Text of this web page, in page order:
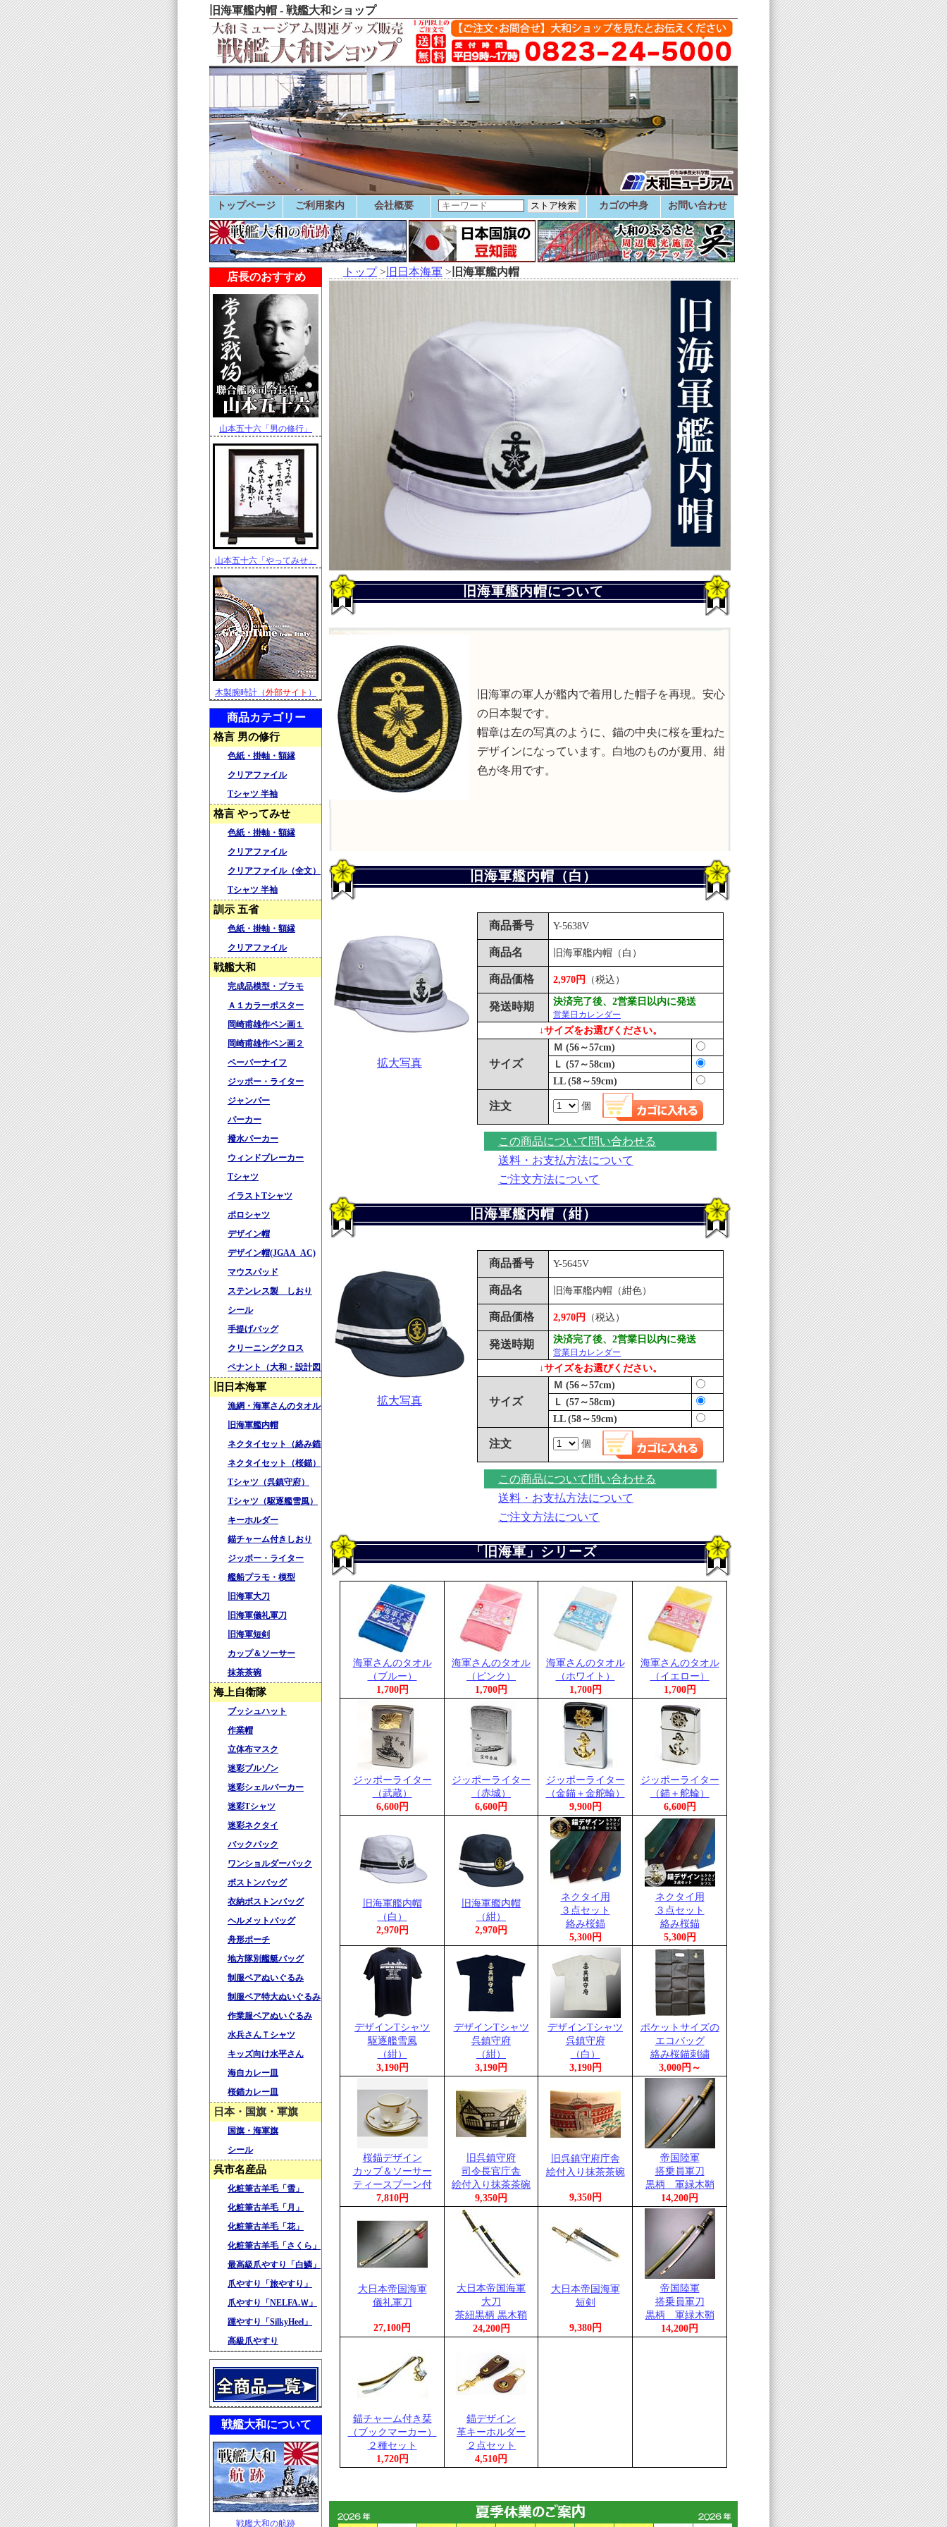
旧海軍艦内帽 - 戦艦大和ショップ
トップページ ご利用案内 会社概要 カゴの中身 お問い合わせ
店長のおすすめ
山本五十六「男の修行」
山本五十六「やってみせ」
木製腕時計（外部サイト ）
商品カテゴリー
格言 男の修行
色紙・掛軸・額縁
クリアファイル
Tシャツ 半袖
格言 やってみせ
色紙・掛軸・額縁
クリアファイル
クリアファイル（全文）
Tシャツ 半袖
訓示 五省
色紙・掛軸・額縁
クリアファイル
戦艦大和
完成品模型・プラモ
Ａ１カラーポスター
岡崎甫雄作ペン画１
岡崎甫雄作ペン画２
ペーパーナイフ
ジッポー・ライター
ジャンパー
パーカー
撥水パーカー
ウィンドブレーカー
Tシャツ
イラストTシャツ
ポロシャツ
デザイン帽
デザイン帽(JGAA_AC)
マウスパッド
ステンレス製 しおり
シール
手提げバッグ
クリーニングクロス
ペナント（大和・設計図）
旧日本海軍
漁網・海軍さんのタオル
旧海軍艦内帽
ネクタイセット（絡み錨）
ネクタイセット（桜錨）
Tシャツ（呉鎮守府）
Tシャツ（駆逐艦雪風）
キーホルダー
錨チャーム付きしおり
ジッポー・ライター
艦船プラモ・模型
旧海軍大刀
旧海軍儀礼軍刀
旧海軍短剣
カップ＆ソーサー
抹茶茶碗
海上自衛隊
ブッシュハット
作業帽
立体布マスク
迷彩ブルゾン
迷彩シェルパーカー
迷彩Tシャツ
迷彩ネクタイ
バックパック
ワンショルダーパック
ボストンバッグ
衣納ボストンバッグ
ヘルメットバッグ
舟形ポーチ
地方隊別艦艇バッグ
制服ベアぬいぐるみ
制服ベア特大ぬいぐるみ
作業服ベアぬいぐるみ
水兵さんＴシャツ
キッズ向け水平さん
海自カレー皿
桜錨カレー皿
日本・国旗・軍旗
国旗・海軍旗
シール
呉市名産品
化粧筆古羊毛「雪」
化粧筆古羊毛「月」
化粧筆古羊毛「花」
化粧筆古羊毛「さくら」
最高級爪やすり「白鱗」
爪やすり「旅やすり」
爪やすり「NELFA.Ｗ」
踵やすり「SilkyHeel」
高級爪やすり
戦艦大和について
戦艦大和の航跡
トップ> 旧日本海軍 > 旧海軍艦内帽
旧海軍艦内帽について
旧海軍の軍人が艦内で着用した帽子を再現。安心
の日本製です。
帽章は左の写真のように、錨の中央に桜を重ねた
デザインになっています。白地のものが夏用、紺
色が冬用です。
旧海軍艦内帽（白）
拡大写真
商品番号 Y-5638V
商品名 旧海軍艦内帽（白）
商品価格 2,970円 （税込）
発送時期 決済完了後、2営業日以内に発送
営業日カレンダー
↓サイズをお選びください。
サイズ
Ｍ (56～57cm)
Ｌ (57～58cm)
LL (58～59cm)
注文 個
この商品について問い合わせる
送料・お支払方法について
ご注文方法について
旧海軍艦内帽（紺）
拡大写真
商品番号 Y-5645V
商品名 旧海軍艦内帽（紺色）
商品価格 2,970円 （税込）
発送時期 決済完了後、2営業日以内に発送
営業日カレンダー
↓サイズをお選びください。
サイズ
Ｍ (56～57cm)
Ｌ (57～58cm)
LL (58～59cm)
注文 個
この商品について問い合わせる
送料・お支払方法について
ご注文方法について
「旧海軍」シリーズ
海軍さんのタオル
（ブルー）
1,700円
海軍さんのタオル
（ピンク）
1,700円
海軍さんのタオル
（ホワイト）
1,700円
海軍さんのタオル
（イエロー）
1,700円
ジッポーライター
（武蔵）
6,600円
ジッポーライター
（赤城）
6,600円
ジッポーライター
（金錨＋金舵輪）
9,900円
ジッポーライター
（錨＋舵輪）
6,600円
旧海軍艦内帽
（白）
2,970円
旧海軍艦内帽
（紺）
2,970円
ネクタイ用
３点セット
絡み桜錨
5,300円
ネクタイ用
３点セット
絡み桜錨
5,300円
デザインTシャツ
駆逐艦雪風
（紺）
3,190円
デザインTシャツ
呉鎮守府
（紺）
3,190円
デザインTシャツ
呉鎮守府
（白）
3,190円
ポケットサイズの
エコバッグ
絡み桜錨刺繍
3,000円～
桜錨デザイン
カップ＆ソーサー
ティースプーン付
7,810円
旧呉鎮守府
司令長官庁舎
絵付入り抹茶茶碗
9,350円
旧呉鎮守府庁舎
絵付入り抹茶茶碗
9,350円
帝国陸軍
搭乗員軍刀
黒柄 軍緑木鞘
14,200円
大日本帝国海軍
儀礼軍刀
27,100円
大日本帝国海軍
大刀
茶紐黒柄 黒木鞘
24,200円
大日本帝国海軍
短剣
9,380円
帝国陸軍
搭乗員軍刀
黒柄 軍緑木鞘
14,200円
錨チャーム付き栞
（ブックマーカー）
２種セット
1,720円
錨デザイン
革キーホルダー
２点セット
4,510円